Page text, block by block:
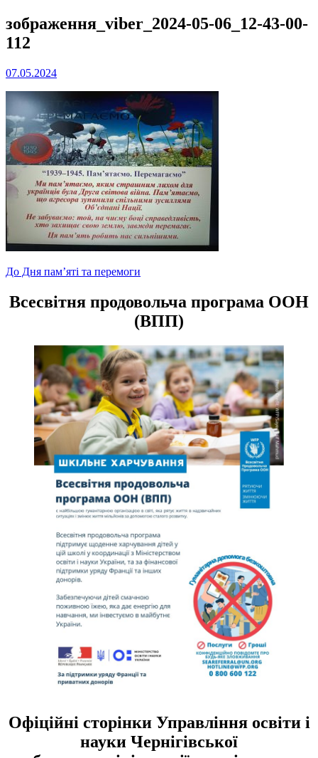
зображення_viber_2024-05-06_12-43-00-
112
07.05.2024
Навігація
записів
До Дня пам’яті та перемоги
Всесвітня продовольча програма ООН
(ВПП)
Офіційні сторінки Управління освіти і
науки Чернігівської